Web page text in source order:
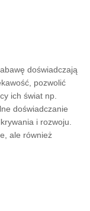
doświadczają
pozwolić
ich świat np.
doświadczanie
i rozwoju.
ale również